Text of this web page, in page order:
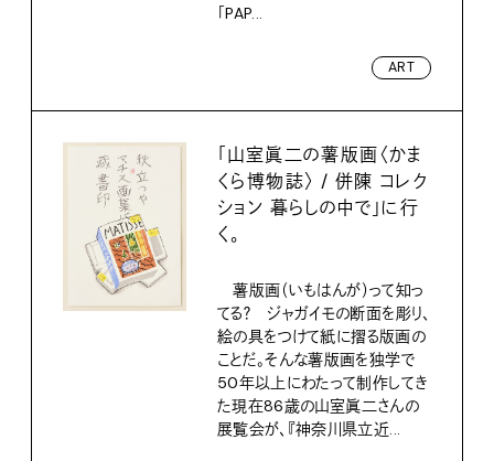
「PAP...
ART
「山室眞二の薯版画〈かま
くら博物誌〉 / 併陳 コレク
ション 暮らしの中で」に行
く。
薯版画（いもはんが）って知っ
てる？ ジャガイモの断面を彫り、
絵の具をつけて紙に摺る版画の
ことだ。そんな薯版画を独学で
50年以上にわたって制作してき
た現在86歳の山室眞二さんの
展覧会が、『神奈川県立近...